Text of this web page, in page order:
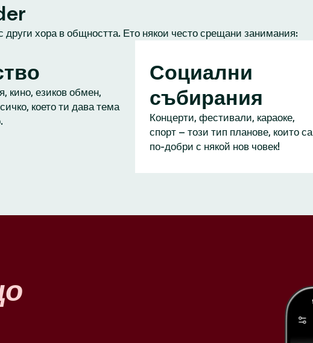
хора в общността. Ето някои често срещани занимания:
кино, езиков обмен,
което ти дава тема
Социални
събирания
Концерти, фестивали, караоке,
спорт – този тип планове, които са
по-добри с някой нов човек!